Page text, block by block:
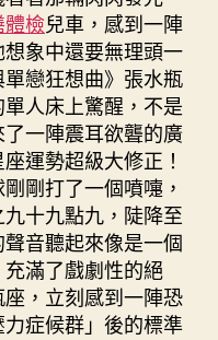
檢兒車，感到一陣
象中還要無理頭一
戀狂想曲》張水瓶
人床上驚醒，不是
一陣震耳欲聾的廣
運勢超級大修正！
剛打了一個噴嚏，
十九點九，陡降至
音聽起來像是一個
滿了戲劇性的絕
，立刻感到一陣恐
症候群」後的標準